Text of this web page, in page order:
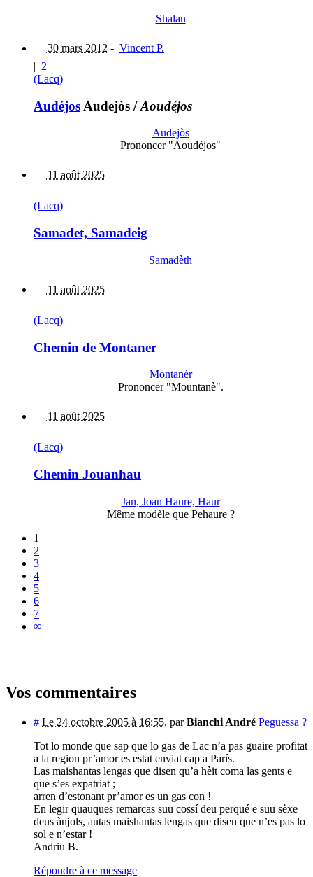
Shalan
30 mars 2012 - Vincent P.
| 2
(Lacq)
Audéjos Audejòs /Aoudéjos
Audejòs
Prononcer "Aoudéjos"
11 août 2025
(Lacq)
Samadet, Samadeig
Samadèth
11 août 2025
(Lacq)
Chemin de Montaner
Montanèr
Prononcer "Mountanè".
11 août 2025
(Lacq)
Chemin Jouanhau
Jan, Joan Haure, Haur
Même modèle que Pehaure ?
1
2
3
4
5
6
7
∞
Vos commentaires
# Le 24 octobre 2005 à 16:55, parBianchi André Peguessa ?
Tot lo monde que sap que lo gas de Lac n’a pas guaire profitat
a la region pr’amor es estat enviat cap a París.
Las maishantas lengas que disen qu’a hèit coma las gents e
que s’es expatriat ;
arren d’estonant pr’amor es un gas con !
En legir quauques remarcas suu cossí deu perqué e suu sèxe
deus ànjols, autas maishantas lengas que disen que n’es pas lo
sol e n’estar !
Andriu B.
Répondre à ce message